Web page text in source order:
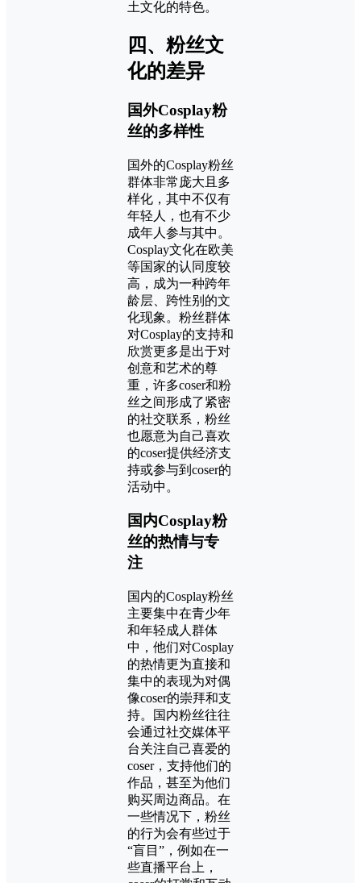
土文化的特色。
四、粉丝文
化的差异
国外Cosplay粉
丝的多样性
国外的Cosplay粉丝
群体非常庞大且多
样化，其中不仅有
年轻人，也有不少
成年人参与其中。
Cosplay文化在欧美
等国家的认同度较
高，成为一种跨年
龄层、跨性别的文
化现象。粉丝群体
对Cosplay的支持和
欣赏更多是出于对
创意和艺术的尊
重，许多coser和粉
丝之间形成了紧密
的社交联系，粉丝
也愿意为自己喜欢
的coser提供经济支
持或参与到coser的
活动中。
国内Cosplay粉
丝的热情与专
注
国内的Cosplay粉丝
主要集中在青少年
和年轻成人群体
中，他们对Cosplay
的热情更为直接和
集中的表现为对偶
像coser的崇拜和支
持。国内粉丝往往
会通过社交媒体平
台关注自己喜爱的
coser，支持他们的
作品，甚至为他们
购买周边商品。在
一些情况下，粉丝
的行为会有些过于
“盲目”，例如在一
些直播平台上，